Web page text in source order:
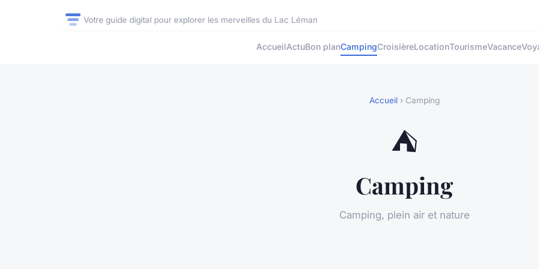
Votre guide digital pour explorer les merveilles du Lac Léman
AccueilActuBon planCampingCroisièreLocationTourismeVacance
Accueil› Camping
⛺
Camping
Camping, plein air et nature